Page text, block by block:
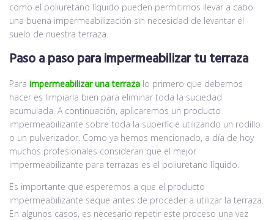
como el poliuretano líquido pueden permitirnos llevar a cabo
una buena impermeabilización sin necesidad de levantar el
suelo de nuestra terraza.
Paso a paso para impermeabilizar tu terraza
Para impermeabilizar una terraza lo primero que debemos
hacer es limpiarla bien para eliminar toda la suciedad
acumulada. A continuación, aplicaremos un producto
impermeabilizante sobre toda la superficie utilizando un rodillo
o un pulverizador. Como ya hemos mencionado, a día de hoy
muchos profesionales consideran que el mejor
impermeabilizante para terrazas es el poliuretano líquido.
Es importante que esperemos a que el producto
impermeabilizante seque antes de proceder a utilizar la terraza.
En algunos casos, es necesario repetir este proceso una vez